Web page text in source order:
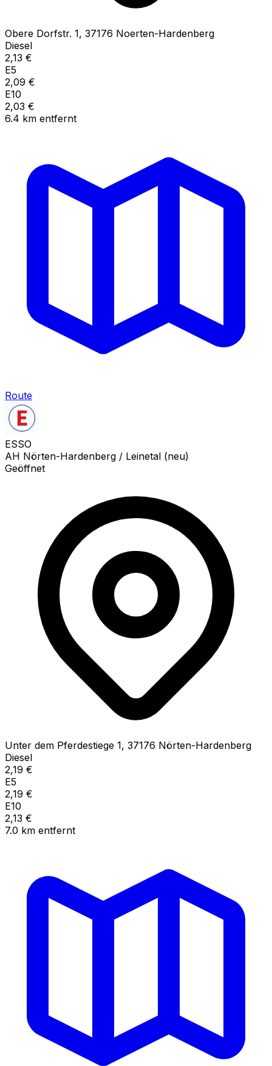
Obere Dorfstr. 1, 37176 Noerten-Hardenberg
Diesel
2,13 €
E5
2,09 €
E10
2,03 €
6.4 km entfernt
Route
ESSO
AH Nörten-Hardenberg / Leinetal (neu)
Geöffnet
Unter dem Pferdestiege 1, 37176 Nörten-Hardenberg
Diesel
2,19 €
E5
2,19 €
E10
2,13 €
7.0 km entfernt